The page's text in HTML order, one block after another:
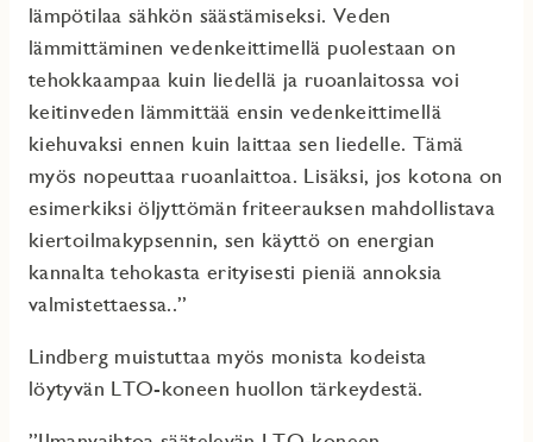
lämpötilaa sähkön säästämiseksi. Veden
lämmittäminen vedenkeittimellä puolestaan on
tehokkaampaa kuin liedellä ja ruoanlaitossa voi
keitinveden lämmittää ensin vedenkeittimellä
kiehuvaksi ennen kuin laittaa sen liedelle. Tämä
myös nopeuttaa ruoanlaittoa. Lisäksi, jos kotona on
esimerkiksi öljyttömän friteerauksen mahdollistava
kiertoilmakypsennin, sen käyttö on energian
kannalta tehokasta erityisesti pieniä annoksia
valmistettaessa..”
Lindberg muistuttaa myös monista kodeista
löytyvän LTO-koneen huollon tärkeydestä.